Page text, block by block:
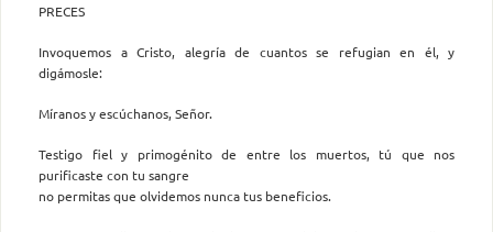
PRECES
Invoquemos a Cristo, alegría de cuantos se refugian en él, y
digámosle:
Míranos y escúchanos, Señor.
Testigo fiel y primogénito de entre los muertos, tú que nos
purificaste con tu sangre
no permitas que olvidemos nunca tus beneficios.